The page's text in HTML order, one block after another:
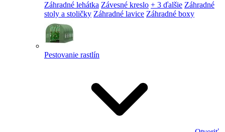
Záhradné lehátka Závesné kreslo + 3 ďalšie Záhradné
stoly a stoličky Záhradné lavice Záhradné boxy
Pestovanie rastlín